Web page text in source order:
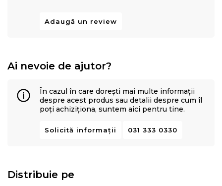
Adaugă un review
Ai nevoie de ajutor?
În cazul în care dorești mai multe informații
despre acest produs sau detalii despre cum îl
poți achiziționa, suntem aici pentru tine.
Solicită informații 031 333 0330
Distribuie pe